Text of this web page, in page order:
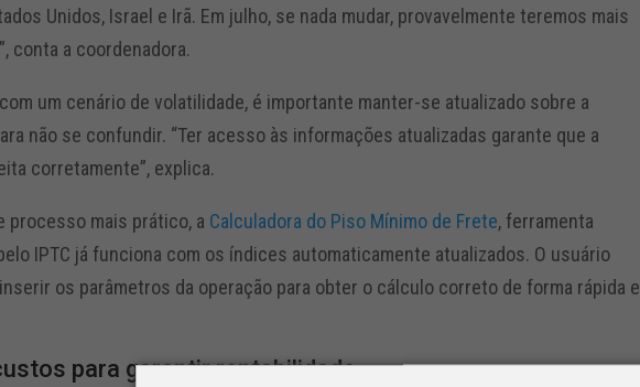
Unidos, Israel e Irã. Em julho, se nada mudar, provavelmente teremos mais
conta a coordenadora.
um cenário de volatilidade, é importante manter-se atualizado sobre a
não se confundir. “Ter acesso às informações atualizadas garante que a
corretamente”, explica.
processo mais prático, a Calculadora do Piso Mínimo de Frete, ferramenta
IPTC já funciona com os índices automaticamente atualizados. O usuário
os parâmetros da operação para obter o cálculo correto de forma rápida e
para garantir rentabilidade